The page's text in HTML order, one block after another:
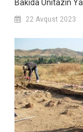
Bakıda Unitazın
22 Avqust 2023